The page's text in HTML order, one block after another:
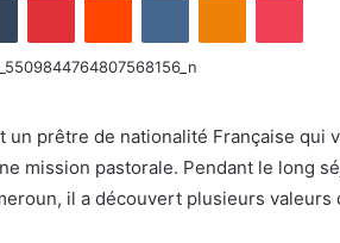
d
a
i
un prêtre de nationalité Française qui
mission pastorale. Pendant le long
il a découvert plusieurs valeurs